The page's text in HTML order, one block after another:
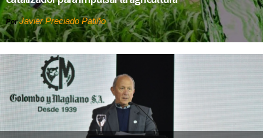
PorJavier Preciado Patiño